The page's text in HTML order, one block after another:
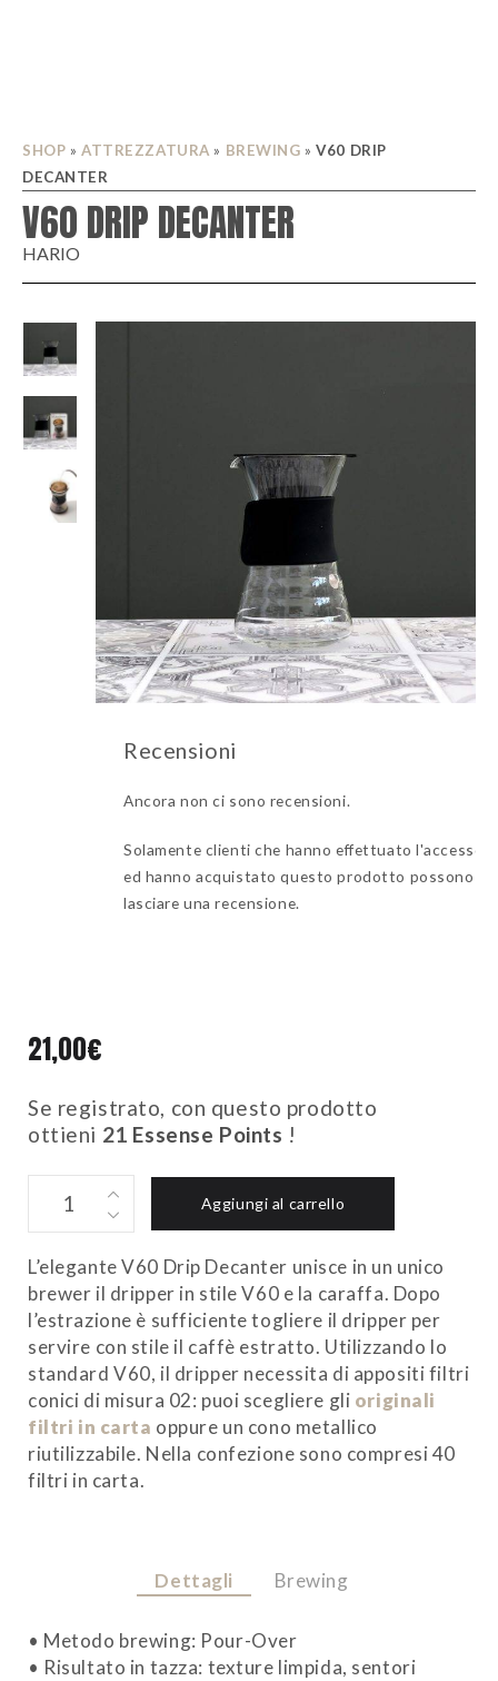
SHOP » ATTREZZATURA » BREWING »V60 DRIP
DECANTER
V60 DRIP DECANTER
HARIO
Ancora non ci sono recensioni.
Solamente clienti che hanno effettuato l'accesso
ed hanno acquistato questo prodotto possono
lasciare una recensione.
21,00€
Se registrato, con questo prodotto
ottieni 21 Essense Points !
DRIP
DECANTER
quantity
Aggiungi al carrello
L’elegante V60 Drip Decanter unisce in un unico
brewer il dripper in stile V60 e la caraffa. Dopo
l’estrazione è sufficiente togliere il dripper per
servire con stile il caffè estratto. Utilizzando lo
standard V60, il dripper necessita di appositi filtri
conici di misura 02: puoi scegliere gli originali
filtri in carta oppure un cono metallico
riutilizzabile. Nella confezione sono compresi 40
filtri in carta.
Dettagli Brewing
• Metodo brewing: Pour-Over
• Risultato in tazza: texture limpida, sentori